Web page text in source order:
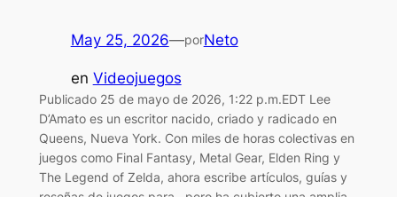
May 25, 2026—porNeto
en Videojuegos
Publicado 25 de mayo de 2026, 1:22 p.m.EDT Lee
D’Amato es un escritor nacido, criado y radicado en
Queens, Nueva York. Con miles de horas colectivas en
juegos como Final Fantasy, Metal Gear, Elden Ring y
The Legend of Zelda, ahora escribe artículos, guías y